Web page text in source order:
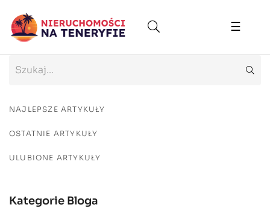
Toggle
☰
NAJLEPSZE ARTYKUŁY
OSTATNIE ARTYKUŁY
ULUBIONE ARTYKUŁY
Kategorie Bloga